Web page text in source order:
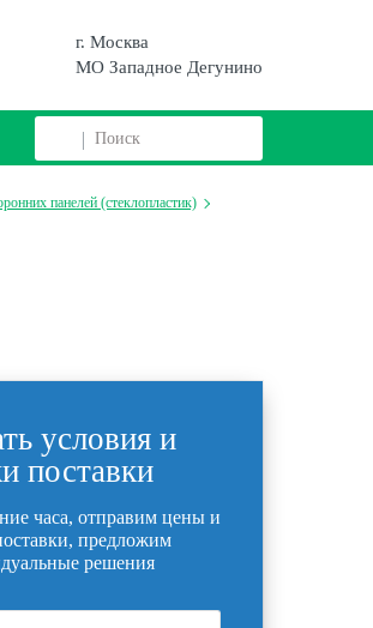
г. Москва
МО Западное Дегунино
панелей (стеклопластик)
условия и
поставки
часа, отправим цены и
предложим
решения